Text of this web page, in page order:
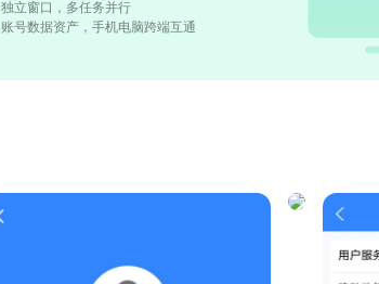
独立窗口，多任务并行
账号数据资产，手机电脑跨端互通